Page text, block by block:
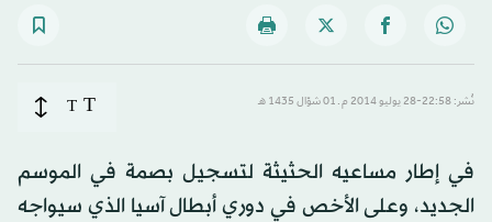
نُشر: 22:58-28 يوليو 2014 م ـ 01 شوّال 1435 هـ T
T
في إطار مساعيه الحثيثة لتسجيل بصمة في الموسم
الجديد، وعلى الأخص في دوري أبطال آسيا الذي سيواجه